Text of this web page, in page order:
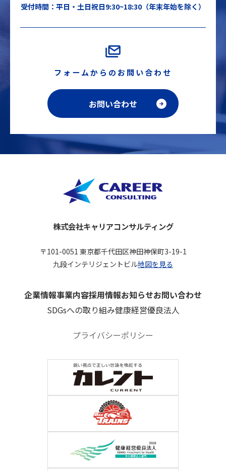
受付時間：平日・土日祝日9:30~18:30（年末年始を除く）
フォームからのお問い合わせ
お問い合わせ
株式会社キャリアコンサルティング
〒101-0051 東京都千代田区神田神保町3-19-1
九段インテリジェントビル地図を見る
企業情報事業内容採用情報お知らせお問い合わせ
SDGsへの取り組み健康経営優良法人
プライバシーポリシー